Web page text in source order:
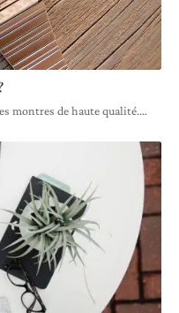
montres de haute qualité.…